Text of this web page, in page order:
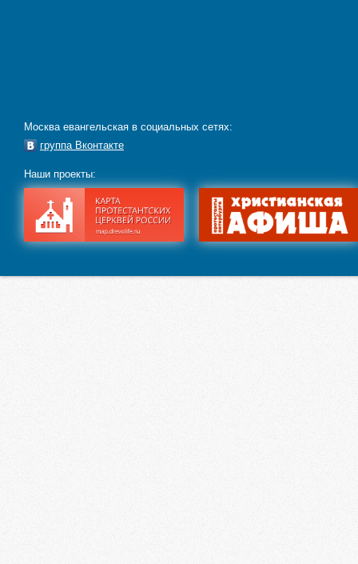
Москва евангельская в социальных сетях:
группа Вконтакте
Наши проекты: